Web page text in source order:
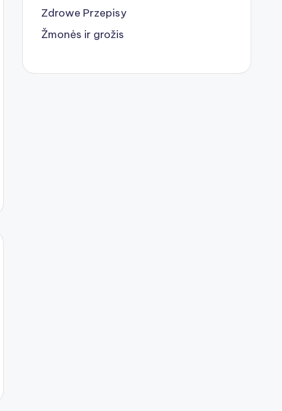
Zdrowe Przepisy
Žmonės ir grožis